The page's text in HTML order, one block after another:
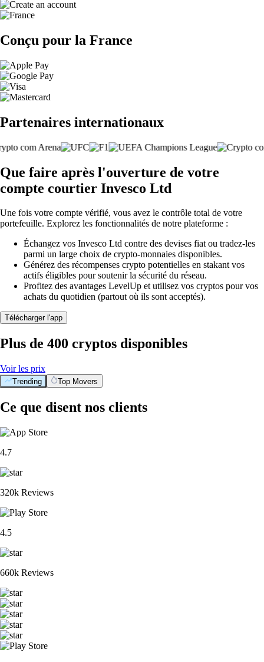
Conçu pour la France
Partenaires internationaux
Que faire après l'ouverture de votre
compte courtier Invesco Ltd
Une fois votre compte vérifié, vous avez le contrôle total de votre
portefeuille. Explorez les fonctionnalités de notre plateforme :
Échangez vos Invesco Ltd contre des devises fiat ou tradez-les
parmi un large choix de crypto-monnaies disponibles.
Générez des récompenses crypto potentielles en stakant vos
actifs éligibles pour soutenir la sécurité du réseau.
Profitez des avantages LevelUp et utilisez vos cryptos pour vos
achats du quotidien (partout où ils sont acceptés).
Télécharger l'app
Plus de 400 cryptos disponibles
Voir les prix
Trending Top Movers
Ce que disent nos clients
4.7
320k Reviews
4.5
660k Reviews